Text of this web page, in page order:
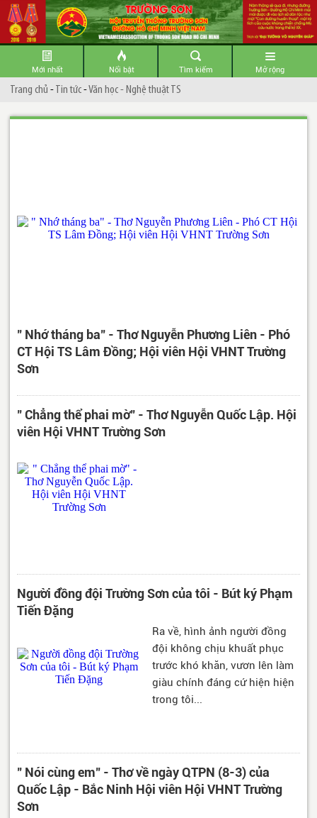
Mới nhất Nổi bật Tìm kiếm Mở rộng
Trang chủ -Tin tức-Văn học - Nghệ thuật TS
" Nhớ tháng ba" - Thơ Nguyễn Phương Liên - Phó
CT Hội TS Lâm Đồng; Hội viên Hội VHNT Trường
Sơn
" Chẳng thể phai mờ" - Thơ Nguyễn Quốc Lập. Hội
viên Hội VHNT Trường Sơn
Người đồng đội Trường Sơn của tôi - Bút ký Phạm
Tiến Đặng
Ra về, hình ảnh người đồng
đội không chịu khuất phục
trước khó khăn, vươn lên làm
giàu chính đáng cứ hiện hiện
trong tôi...
" Nói cùng em" - Thơ về ngày QTPN (8-3) của
Quốc Lập - Bắc Ninh Hội viên Hội VHNT Trường
Sơn